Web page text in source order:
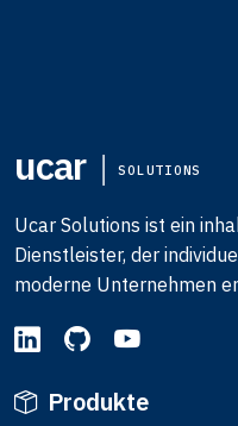
ucar SOLUTIONS
Ucar Solutions ist ein
Dienstleister, der
moderne Unternehmen
Produkte